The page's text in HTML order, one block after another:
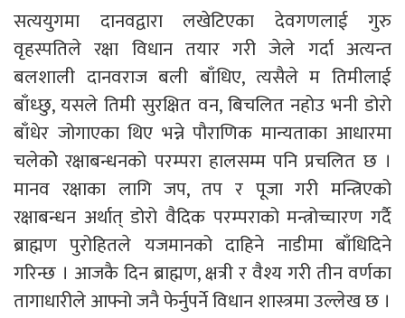
सत्ययुगमा दानवद्वारा लखेटिएका देवगणलाई गुरु
वृहस्पतिले रक्षा विधान तयार गरी जेले गर्दा अत्यन्त
बलशाली दानवराज बली बाँधिए, त्यसैले म तिमीलाई
बाँध्छु, यसले तिमी सुरक्षित वन, बिचलित नहोउ भनी डोरो
बाँधेर जोगाएका थिए भन्ने पौराणिक मान्यताका आधारमा
चलेकोे रक्षाबन्धनको परम्परा हालसम्म पनि प्रचलित छ ।
मानव रक्षाका लागि जप, तप र पूजा गरी मन्त्रिएको
रक्षाबन्धन अर्थात् डोरो वैदिक परम्पराको मन्त्रोच्चारण गर्दै
ब्राह्मण पुरोहितले यजमानको दाहिने नाडीमा बाँधिदिने
गरिन्छ । आजकै दिन ब्राह्मण, क्षत्री र वैश्य गरी तीन वर्णका
तागाधारीले आफ्नो जनै फेर्नुपर्ने विधान शास्त्रमा उल्लेख छ ।